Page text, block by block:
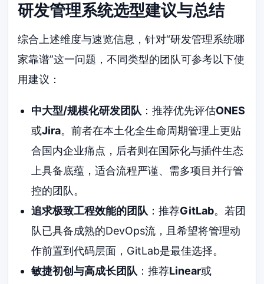
研发管理系统选型建议与总结
综合上述维度与速览信息，针对“研发管理系统哪
家靠谱”这一问题，不同类型的团队可参考以下使
用建议：
中大型/规模化研发团队：推荐优先评估ONES
或Jira。前者在本土化全生命周期管理上更贴
合国内企业痛点，后者则在国际化与插件生态
上具备底蕴，适合流程严谨、需多项目并行管
控的团队。
追求极致工程效能的团队：推荐GitLab。若团
队已具备成熟的DevOps流，且希望将管理动
作前置到代码层面，GitLab是最佳选择。
敏捷初创与高成长团队：推荐Linear或